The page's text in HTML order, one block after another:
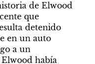
de Elwood
que
detenido
en un auto
a un
había